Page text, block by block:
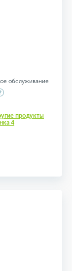
обслуживание
продукты
4